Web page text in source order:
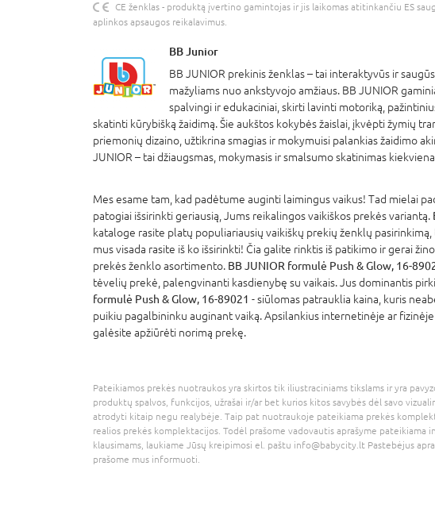
CE ženklas - produktą įvertino gamintojas ir jis laikomas atitinkančiu ES
aplinkos apsaugos reikalavimus.
BB Junior
BB JUNIOR prekinis ženklas – tai interaktyvūs ir
mažyliams nuo ankstyvojo amžiaus. BB JUNIOR
spalvingi ir edukaciniai, skirti lavinti motoriką,
skatinti kūrybišką žaidimą. Šie aukštos kokybės žaislai, įkvėpti žymių
priemonių dizaino, užtikrina smagias ir mokymuisi palankias žaidimo
JUNIOR – tai džiaugsmas, mokymasis ir smalsumo skatinimas
Mes esame tam, kad padėtume auginti laimingus vaikus! Tad mielai
patogiai išsirinkti geriausią, Jums reikalingos vaikiškos prekės variantą.
kataloge rasite platų populiariausių vaikiškų prekių ženklų
mus visada rasite iš ko išsirinkti! Čia galite rinktis iš patikimo ir gerai
prekės ženklo asortimento. BB JUNIOR formulė Push & Glow, 16-
tėvelių prekė, palengvinanti kasdienybę su vaikais. Jus dominantis
formulė Push & Glow, 16-89021 - siūlomas patrauklia kaina, kuris
puikiu pagalbininku auginant vaiką. Apsilankius internetinėje ar
galėsite apžiūrėti norimą prekę.
Pateikiamos prekės nuotraukos yra skirtos tik iliustraciniams tikslams ir yra
produktų spalvos, funkcijos, užrašai ir/ar bet kurios kitos savybės dėl savo
atrodyti kitaip negu realybėje. Taip pat nuotraukoje pateikiama prekės
realios prekės komplektacijos. Todėl prašome vadovautis aprašyme pateikiama
klausimams, laukiame Jūsų kreipimosi el. paštu info@babycity.lt Pastebėjus
prašome mus informuoti.